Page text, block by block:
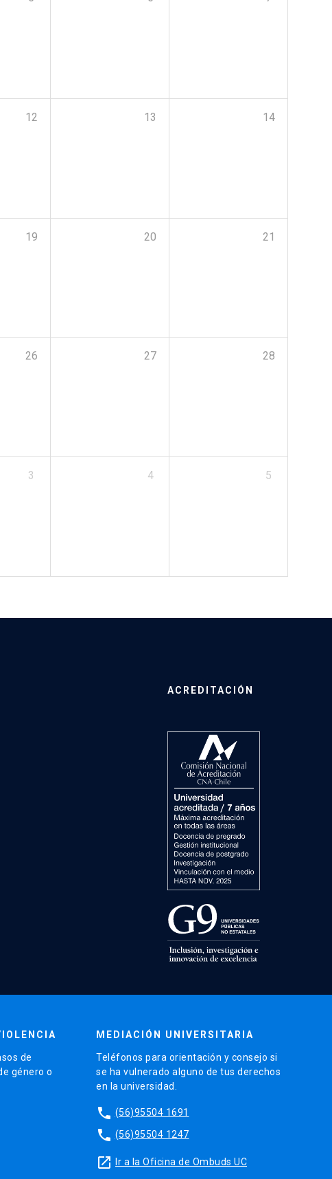
12 13 14
19 20 21
26 27 28
3 4 5
ACREDITACIÓN
de
género o
MEDIACIÓN UNIVERSITARIA
Teléfonos para orientación y consejo si
se ha vulnerado alguno de tus derechos
en la universidad.
phone (56)95504 1691
phone (56)95504 1247
launch Ir a la Oficina de Ombuds UC